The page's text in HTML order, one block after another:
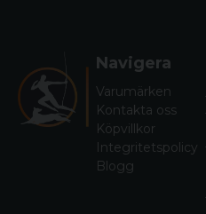
Navigera
Varumärken
Kontakta oss
Köpvillkor
Integritetspolicy
Blogg